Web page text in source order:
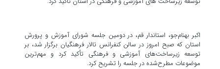
اکبر بهنام‌جو، استاندار قم، در دومین جلسه شورای آموزش و پرورش
استان که صبح امروز در سالن کنفرانس تالار فرهنگیان برگزار شد، بر
توسعه زیرساخت‌های آموزشی و فرهنگی تأکید کرد و مهم‌ترین
موضوعات مطرح‌شده در جلسه را تشریح کرد.